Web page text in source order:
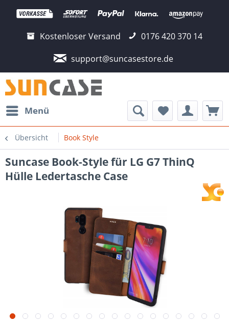
Kostenloser Versand
0176 420 370 14
support@suncasestore.de
Menü
Übersicht Book Style
Suncase Book-Style für LG G7 ThinQ
Hülle Ledertasche Case